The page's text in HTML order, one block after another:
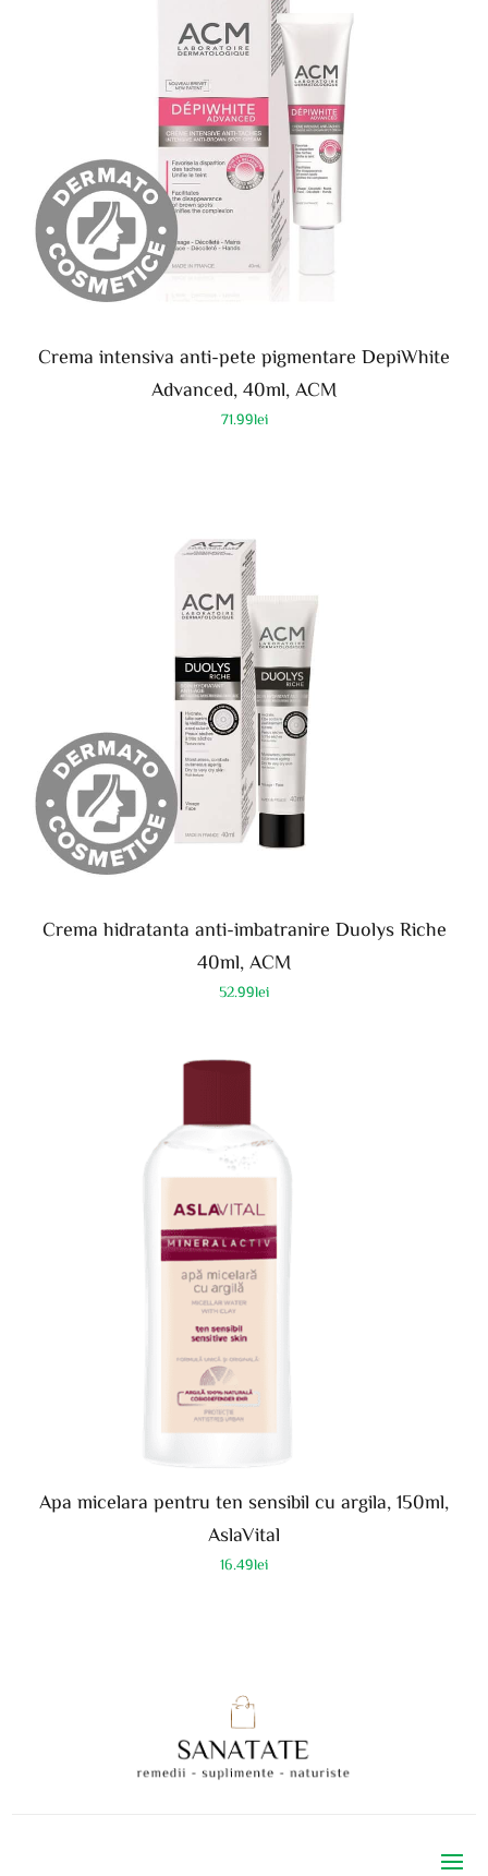
Crema intensiva anti-pete pigmentare DepiWhite
Advanced, 40ml, ACM
71.99lei
Crema hidratanta anti-imbatranire Duolys Riche
40ml, ACM
52.99lei
Apa micelara pentru ten sensibil cu argila, 150ml,
AslaVital
16.49lei